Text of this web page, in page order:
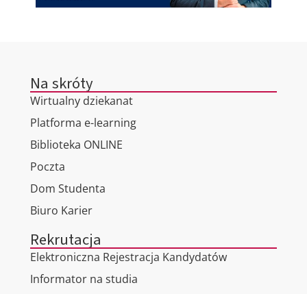
Na skróty
Wirtualny dziekanat
Platforma e-learning
Biblioteka ONLINE
Poczta
Dom Studenta
Biuro Karier
Rekrutacja
Elektroniczna Rejestracja Kandydatów
Informator na studia